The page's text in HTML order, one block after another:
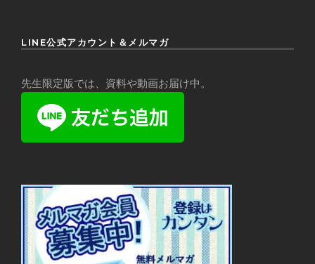
LINE公式アカウント＆メルマガ
先生限定版では、資料や動画お届け中。